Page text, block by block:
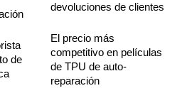
devoluciones de clientes
de
El precio más
competitivo en películas
de TPU de auto-
reparación